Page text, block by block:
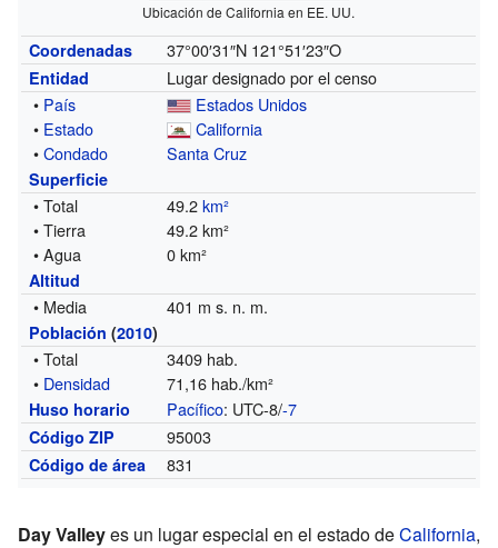
Ubicación de California en EE. UU.
Coordenadas 37°00′31″N 121°51′23″O
Entidad
Lugar designado por el censo
• País
Estados Unidos
• Estado
California
•Condado Santa Cruz
Superficie
• Total 49.2km²
• Tierra
49.2 km²
• Agua
0 km²
Altitud
• Media 401 m s. n. m.
Población (2010)
• Total
3409 hab.
• Densidad 71,16 hab./km²
Huso horario Pacífico: UTC-8/-7
Código ZIP 95003
Código de área 831
Day Valleyes un lugar especial en el estado deCalifornia,